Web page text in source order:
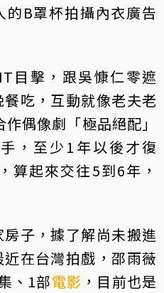
B罩杯拍攝內衣廣告
目擊，跟吳慷仁零遮
吃，互動就像老夫老
偶像劇「極品絕配」
，至少1年以後才復
算起來交往5到6年，
子，據了解尚未搬進
在台灣拍戲，邵雨薇
、1部電影 ，目前也是